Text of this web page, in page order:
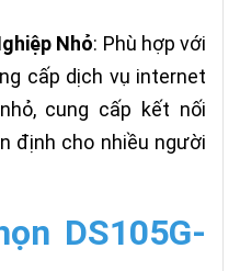
Nhỏ: Phù hợp với
cấp dịch vụ internet
cung cấp kết nối
định cho nhiều người
DS105G-